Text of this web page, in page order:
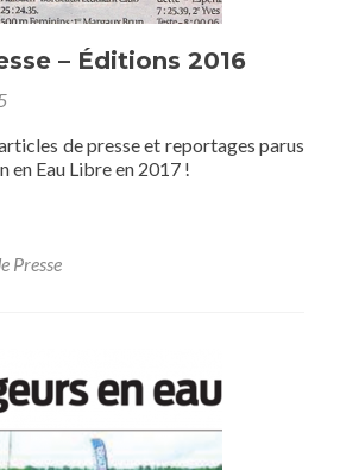
– Éditions 2016
de presse et reportages parus
en Eau Libre en 2017 !
Presse